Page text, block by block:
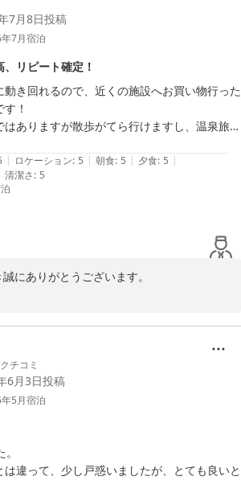
同心よりお待ちしております。
レッジ
7月8日投稿
7月宿泊
リピート確定！
き回れるので、近くの施設へお買い物行った
！
ありますが散歩がてら行けますし、温泉旅館
ゃないかな？屋外と屋内の違いくらいで…と
したが、高齢の母でも特に面倒や負担になる
動でさえたのしんでくれてました！
んて話しながら…
前の朝焼けが素敵すぎます！
暑かったんで、次は暑くない時期に行きたいと
多過ぎて折角の美味しいお料理を残してしま
ます…ホントにとても美味しかったです！
くださり楽しく滞在できました！ありがとうご
いらっしゃったら嬉しいな♪
| ロケーション: 5 | 朝食: 5 | 夕食: 5 |
清潔さ: 5
にありがとうございます。
泉施設など様々な楽しみを満喫いただけた
しました。
意見も次回の参考にさせていただきます。
葉にも感謝いたします。
同心よりお待ちしております。
レッジ
チコミ
6月3日投稿
5月宿泊
違って、少し戸惑いましたが、とても良いと